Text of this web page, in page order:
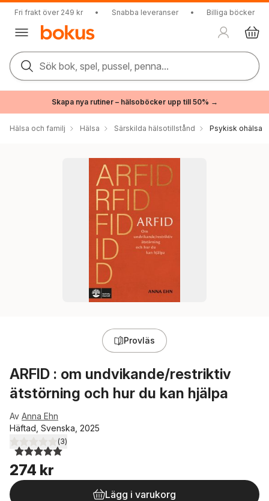
Fri frakt över 249 kr • Snabba leveranser • Billiga böcker
Sök bok, spel, pussel, penna...
Skapa nya rutiner – hälsoböcker upp till 50% →
Hälsa och familj Hälsa Särskilda hälsotillstånd Psykisk ohälsa
Provläs
ARFID : om undvikande/restriktiv
ätstörning och hur du kan hjälpa
Av Anna Ehn
Häftad, Svenska, 2025
5,0utav 5 stjärnor. Totalt antal röster:
(3)
274 kr
Lägg i varukorg